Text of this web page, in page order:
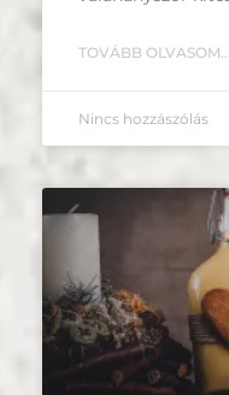
TOVÁBB OLVASOM...
Nincs hozzászólás